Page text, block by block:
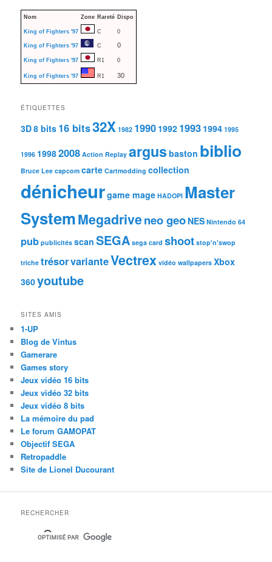
Nom Zone Rareté Dispo
King of Fighters '97 C 0
King of Fighters '97 C 0
King of Fighters '97 R1 0
King of Fighters '97 R1 30
ÉTIQUETTES
3D8 bits 16 bits32X 1982 1990 1992 1993 1994 1995
1996 19982008 Action Replay argus baston biblio
Bruce Lee capcom carte Cartmodding collection
dénicheurgame mage HADOPI Master
SystemMegadriveneo geo NES Nintendo 64
pub publicités scan SEGA sega card shoot stop'n'swop
triche trésorvarianteVectrex vidéo wallpapers Xbox
360youtube
SITES AMIS
1-UP
Blog de Vintus
Gamerare
Games story
Jeux vidéo 16 bits
Jeux vidéo 32 bits
Jeux vidéo 8 bits
La mémoire du pad
Le forum GAMOPAT
Objectif SEGA
Retropaddle
Site de Lionel Ducourant
RECHERCHER